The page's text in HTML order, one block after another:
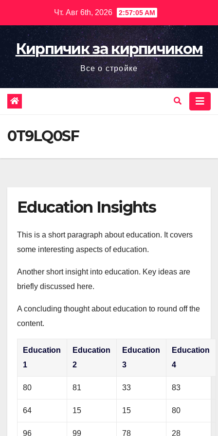
содержимому
Чт. Авг 6th, 2026 2:57:07 AM
Кирпичик за кирпичиком
Все о стройке
0T9LQ0SF
Education Insights
This is a short paragraph about education. It covers
some interesting aspects of education.
Another short insight into education. Key ideas are
briefly discussed here.
A concluding thought about education to round off the
content.
Education
1
Education
2
Education
3
Education
4
80 81 33 83
64 15 15 80
96 99 78 28